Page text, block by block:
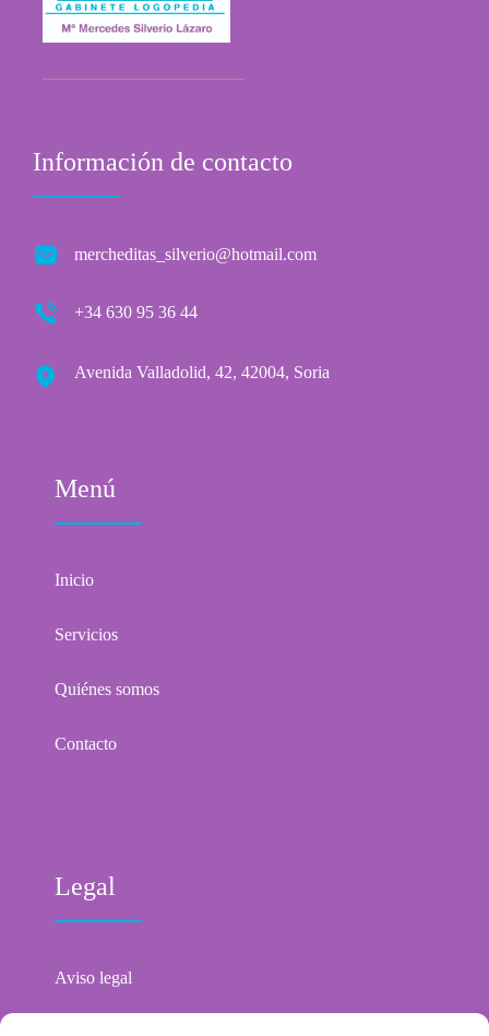
Información de contacto
mercheditas_silverio@hotmail.com
+34 630 95 36 44
Avenida Valladolid, 42, 42004, Soria
Menú
Inicio
Servicios
Quiénes somos
Contacto
Legal
Aviso legal